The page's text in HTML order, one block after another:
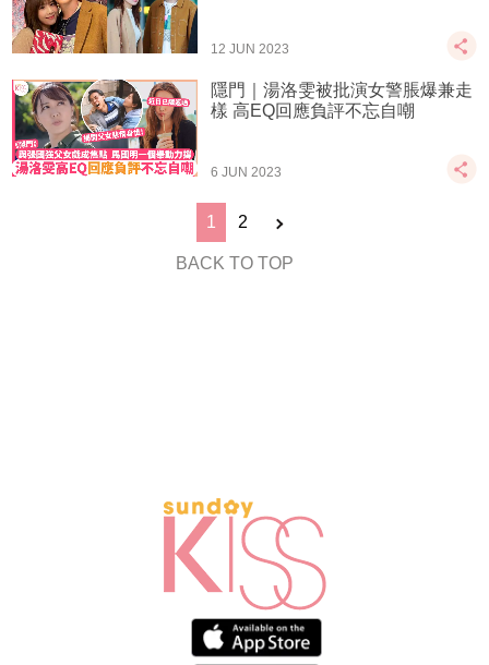
12 JUN 2023
隱門｜湯洛雯被批演女警脹爆兼走
樣 高EQ回應負評不忘自嘲
6 JUN 2023
1 2
BACK TO TOP